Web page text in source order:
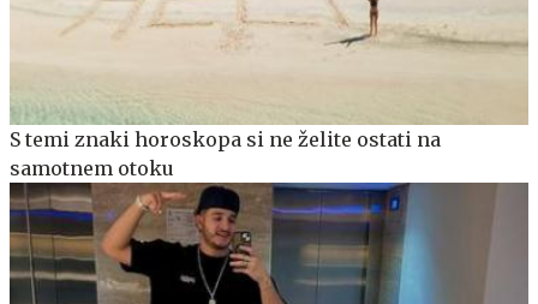
S temi znaki horoskopa si ne želite ostati na
samotnem otoku